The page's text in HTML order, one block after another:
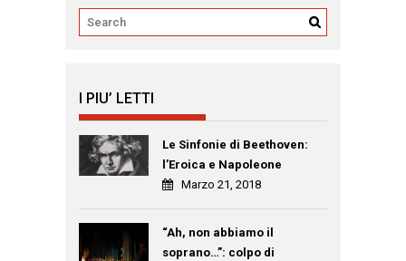
I PIU’ LETTI
Le Sinfonie di Beethoven:
l’Eroica e Napoleone
Marzo 21, 2018
“Ah, non abbiamo il
soprano…”: colpo di